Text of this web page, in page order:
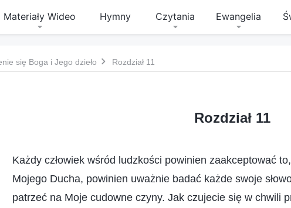
Materiały Wideo Hymny Czytania Ewangelia
się Boga i Jego dzieło Rozdział 11
Rozdział 11
Każdy człowiek wśród ludzkości powinien zaakceptować
Mojego Ducha, powinien uważnie badać każde swoje
patrzeć na Moje cudowne czyny. Jak czujecie się w chwili